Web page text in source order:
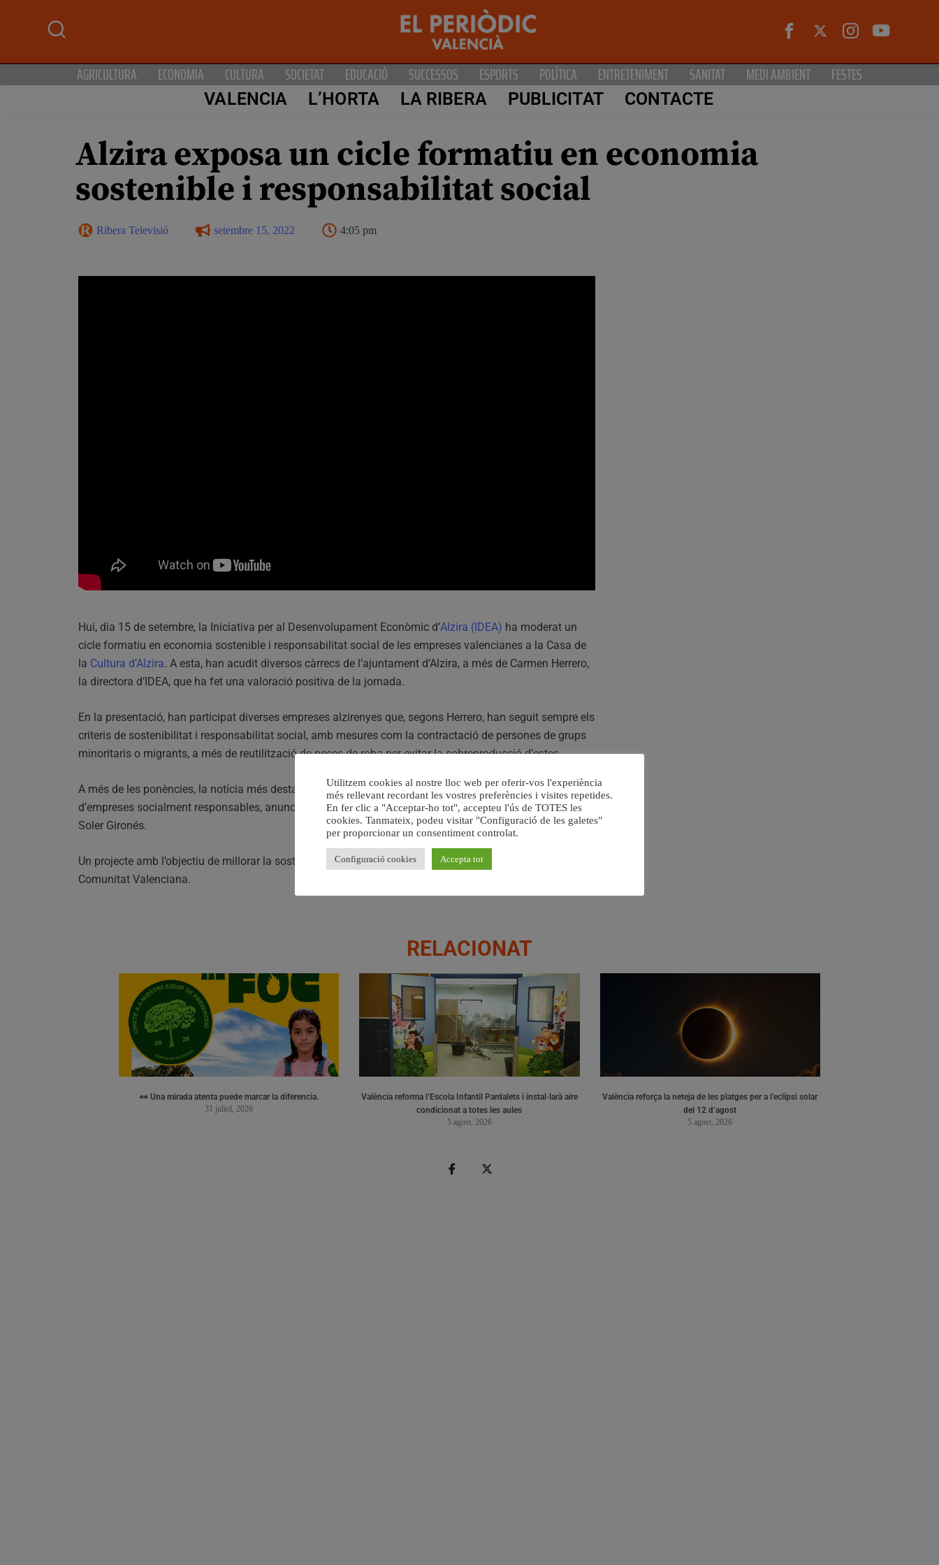
AGRICULTURA ECONOMIA CULTURA SOCIETAT EDUCACIÓ SUCCESSOS ESPORTS POLÍTICA ENTRETENIMENT SANITAT MEDI AMBIENT FESTES
VALENCIA L’HORTA LA RIBERA PUBLICITAT CONTACTE
Alzira exposa un cicle formatiu en economia
sostenible i responsabilitat social
Ribera Televisió setembre 15, 2022 4:05 pm
Hui, dia 15 de setembre, la Iniciativa per al Desenvolupament Econòmic d’Alzira (IDEA) ha moderat un
cicle formatiu en economia sostenible i responsabilitat social de les empreses valencianes a la Casa de
la Cultura d’Alzira. A esta, han acudit diversos càrrecs de l’ajuntament d’Alzira, a més de Carmen Herrero,
la directora d’IDEA, que ha fet una valoració positiva de la jornada.
En la presentació, han participat diverses empreses alzirenyes que, segons Herrero, han seguit sempre els
criteris de sostenibilitat i responsabilitat social, amb mesures com la contractació de persones de grups
minoritaris o migrants, a més de reutilització de peces de roba per evitar la sobreproducció d’estes.
A més de les ponències, la notícia més destacada ha sigut la confirmació del projecte del registre
d’empreses socialment responsables, anunciat pel director general d’Economia Sostenible, José Vicente
Soler Gironés.
Un projecte amb l’objectiu de millorar la sostenibilitat i la responsabilitat social de les empreses de tota la
Comunitat Valenciana.
RELACIONAT
👀 Una mirada atenta puede marcar la diferencia.
31 juliol, 2026
València reforma l’Escola Infantil Pardalets i instal·larà aire
condicionat a totes les aules
5 agost, 2026
València reforça la neteja de les platges per a l’eclipsi solar
del 12 d’agost
5 agost, 2026
Utilitzem cookies al nostre lloc web per oferir-vos l'experiència
més rellevant recordant les vostres preferències i visites repetides.
En fer clic a "Acceptar-ho tot", accepteu l'ús de TOTES les
cookies. Tanmateix, podeu visitar "Configuració de les galetes"
per proporcionar un consentiment controlat.
Configuració cookies Accepta tot